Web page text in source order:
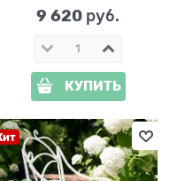
9 620 руб.
КУПИТЬ